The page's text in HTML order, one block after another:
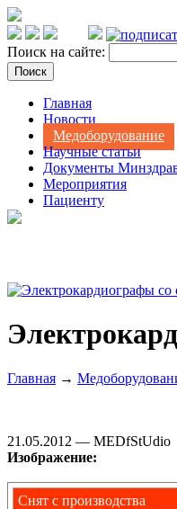
Поиск на сайте:
Главная
Новости
Медоборудование
Научные статьи
Документы
Мероприятия
Пациенту
Главная →
21.05.2012 — MEDfStUdio
Изображение:
Снят с производства